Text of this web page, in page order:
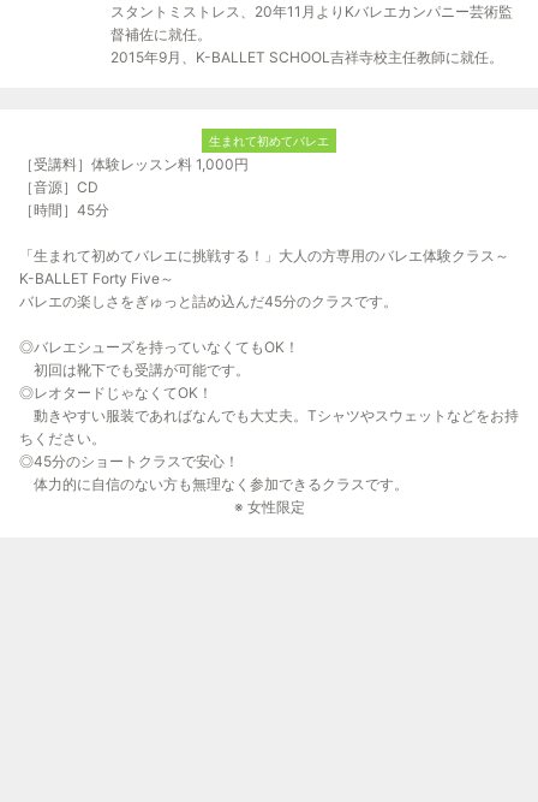
スタントミストレス、20年11月よりKバレエカンパニー芸術監
督補佐に就任。
2015年9月、K-BALLET SCHOOL吉祥寺校主任教師に就任。
生まれて初めてバレエ
［受講料］体験レッスン料 1,000円
［音源］CD
［時間］45分
「生まれて初めてバレエに挑戦する！」大人の方専用のバレエ体験クラス～
K-BALLET Forty Five～
バレエの楽しさをぎゅっと詰め込んだ45分のクラスです。
◎バレエシューズを持っていなくてもOK！
初回は靴下でも受講が可能です。
◎レオタードじゃなくてOK！
動きやすい服装であればなんでも大丈夫。Tシャツやスウェットなどをお持
ちください。
◎45分のショートクラスで安心！
体力的に自信のない方も無理なく参加できるクラスです。
※ 女性限定